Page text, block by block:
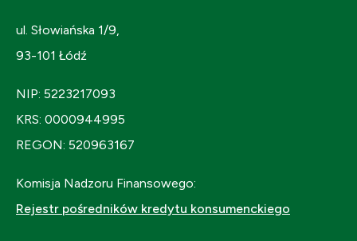
ul. Słowiańska 1/9,
93-101 Łódź
NIP: 5223217093
KRS: 0000944995
REGON: 520963167
Komisja Nadzoru Finansowego:
Rejestr pośredników kredytu konsumenckiego